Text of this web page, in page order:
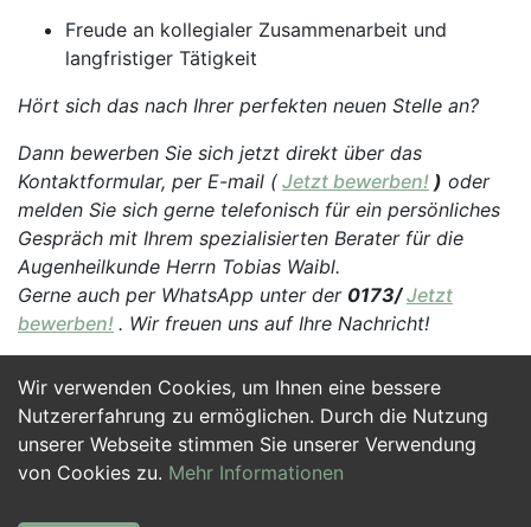
Wir verwenden Cookies, um Ihnen eine bessere
Nutzererfahrung zu ermöglichen. Durch die Nutzung
unserer Webseite stimmen Sie unserer Verwendung
von Cookies zu. Mehr Informationen
Freude an kollegialer Zusammenarbeit und
langfristiger Tätigkeit
Hört sich das nach Ihrer perfekten neuen Stelle an?
Dann bewerben Sie sich jetzt direkt über das
Kontaktformular, per E-mail ( Jetzt bewerben! ) oder
melden Sie sich gerne telefonisch für ein persönliches
Gespräch mit Ihrem spezialisierten Berater für die
Augenheilkunde Herrn Tobias Waibl.
Gerne auch per WhatsApp unter der 0173/Jetzt
bewerben! . Wir freuen uns auf Ihre Nachricht!
Jetzt Bewerben